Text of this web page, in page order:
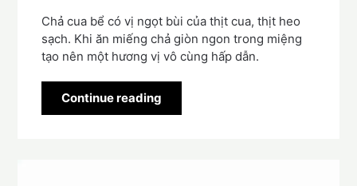
Chả cua bể có vị ngọt bùi của thịt cua, thịt heo
sạch. Khi ăn miếng chả giòn ngon trong miệng
tạo nên một hương vị vô cùng hấp dẫn.
Continue reading